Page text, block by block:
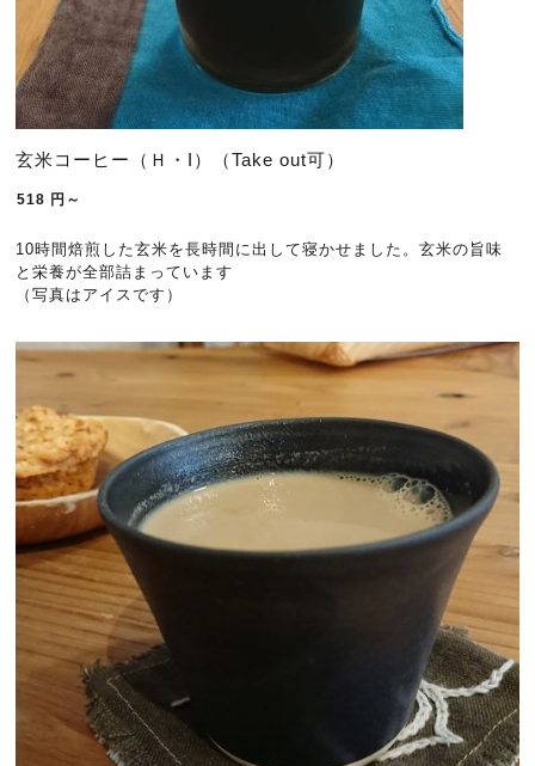
玄米コーヒー（Ｈ・I）（Take out可）
518 円～
10時間焙煎した玄米を長時間に出して寝かせました。玄米の旨味
と栄養が全部詰まっています
（写真はアイスです）